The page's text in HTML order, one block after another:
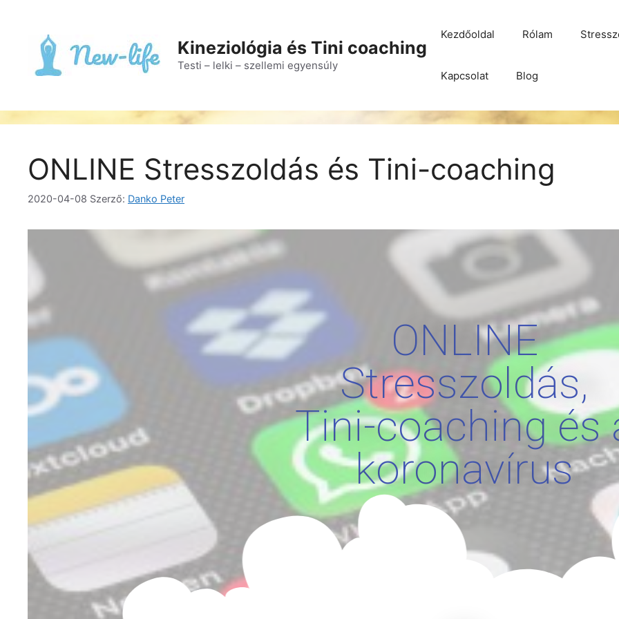
Kineziológia és Tini coaching
Testi – lelki – szellemi egyensúly
Kezdőoldal Rólam
Kapcsolat Blog
ONLINE Stresszoldás és Tini-coaching
2020-04-08 Szerző: Danko Peter
ONLINE
Stresszoldás,
Tini-coaching és
koronavírus